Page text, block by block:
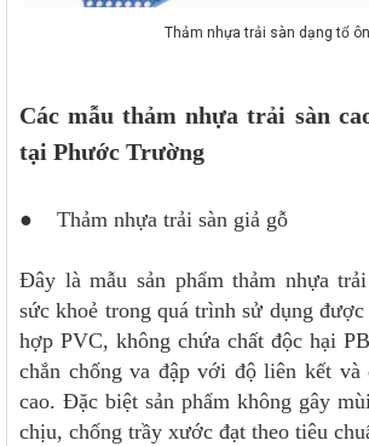
Thảm nhựa trải sàn dạng tổ
Các mẫu thảm nhựa trải sàn
tại Phước Trường
● Thảm nhựa trải sàn giả gỗ
Đây là mẫu sản phẩm thảm nhựa
sức khoẻ trong quá trình sử dụng
hợp PVC, không chứa chất độc hại
chắn chống va đập với độ liên kết và
cao. Đặc biệt sản phẩm không gây
chịu, chống trầy xước đạt theo tiêu